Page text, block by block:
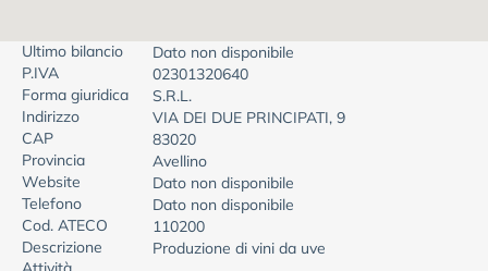
Ultimo bilancio
Dato non disponibile
P.IVA
02301320640
Forma giuridica
S.R.L.
Indirizzo
VIA DEI DUE PRINCIPATI, 9
CAP
83020
Provincia
Avellino
Website
Dato non disponibile
Telefono
Dato non disponibile
Cod. ATECO
110200
Descrizione
Produzione di vini da uve